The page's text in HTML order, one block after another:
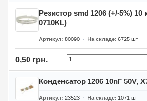
Резистор smd 1206 (+/-5%) 10
0710KL)
Артикул 80090 На складе 6725 шт
0,50 грн.
Конденсатор 1206 10nF 50V,
Артикул 23523 На складе 1071 шт